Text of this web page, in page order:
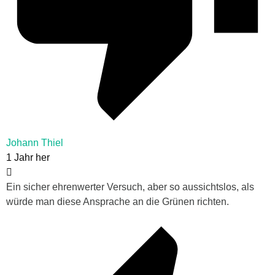
Johann Thiel
1 Jahr her
Ein sicher ehrenwerter Versuch, aber so aussichtslos, als
würde man diese Ansprache an die Grünen richten.